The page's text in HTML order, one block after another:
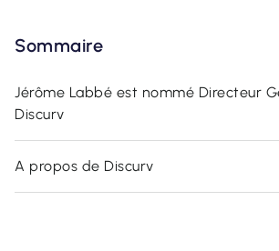
Sommaire
Jérôme Labbé est nommé Directeur
Discurv
A propos de Discurv